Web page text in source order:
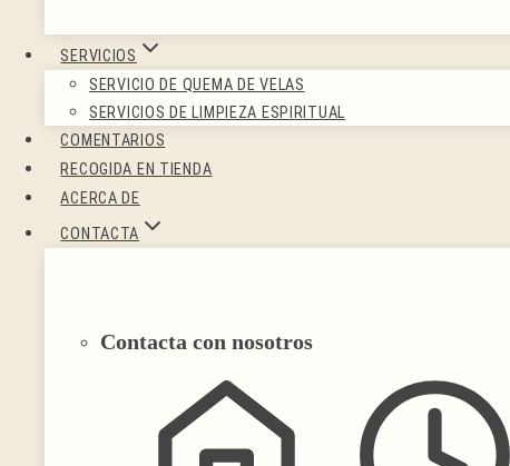
SERVICIOS
SERVICIO DE QUEMA DE VELAS
SERVICIOS DE LIMPIEZA ESPIRITUAL
COMENTARIOS
RECOGIDA EN TIENDA
ACERCA DE
CONTACTA
Contacta con nosotros